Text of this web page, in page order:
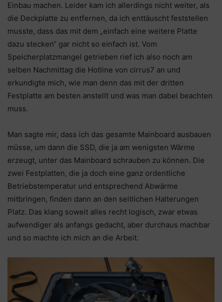
Einbau machen. Leider kam ich allerdings nicht weiter, als
die Deckplatte zu entfernen, da ich enttäuscht feststellen
musste, dass das mit dem „einfach eine weitere Platte
dazu stecken“ gar nicht so einfach ist. Vom
Speicherplatzmangel getrieben rief ich also noch am
selben Nachmittag die Hotline von cirrus7 an und
erkundigte mich, wie man denn das mit der dritten
Festplatte am besten anstellt und was man dabei beachten
muss.
Man sagte mir, dass ich das gesamte Mainboard ausbauen
müsse, um dann die SSD, die ja am wenigsten Wärme
erzeugt, unter das Mainboard schrauben zu können. Die
zwei Festplatten, die ja doch eine ganz ordentliche
Betriebstemperatur und entsprechend Abwärme
mitbringen, finden dann an den seitlichen Halterungen
Platz. Das klang soweit alles recht logisch, zwar etwas
aufwendiger als anfangs gedacht, aber durchaus machbar
und so machte ich mich an die Arbeit.